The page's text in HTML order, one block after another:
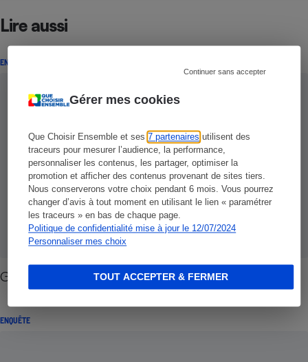
Gérer mes cookies
Que Choisir Ensemble et ses7 partenaires utilisent des
traceurs pour mesurer l’audience, la performance,
personnaliser les contenus, les partager, optimiser la
promotion et afficher des contenus provenant de sites tiers.
Nous conserverons votre choix pendant 6 mois. Vous pourrez
changer d’avis à tout moment en utilisant le lien « paramétrer
les traceurs » en bas de chaque page.
Politique de confidentialité mise à jour le 12/07/2024
Personnaliser mes choix
Continuer sans accepter
TOUT ACCEPTER & FERMER
Lire aussi
ENQUÊTE
Gaz et électricité - Vos problèmes, nos réponses
ENQUÊTE